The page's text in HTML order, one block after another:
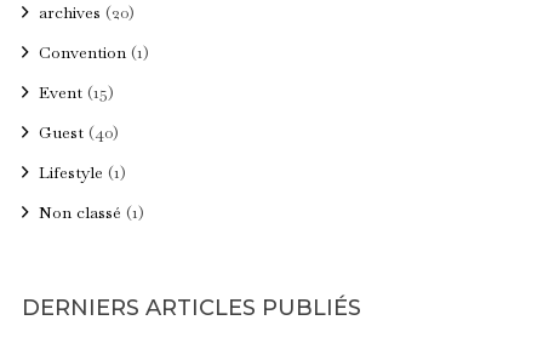
archives (20)
Convention(1)
Event(15)
Guest(40)
Lifestyle (1)
Non classé (1)
DERNIERS ARTICLES PUBLIÉS